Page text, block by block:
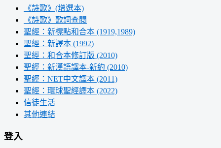
《詩歌》(增選本)
《詩歌》歌詞查閱
聖經：新標點和合本 (1919,1989)
聖經：新譯本 (1992)
聖經：和合本修訂版 (2010)
聖經：新漢語譯本-新約 (2010)
聖經：NET中文譯本 (2011)
聖經：環球聖經譯本 (2022)
信徒生活
其他連結
登入